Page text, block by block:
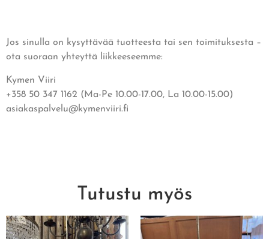
Jos sinulla on kysyttävää tuotteesta tai sen toimituksesta –
ota suoraan yhteyttä liikkeeseemme:
Kymen Viiri
+358 50 347 1162 (Ma-Pe 10.00-17.00, La 10.00-15.00)
asiakaspalvelu@kymenviiri.fi
Tutustu myös